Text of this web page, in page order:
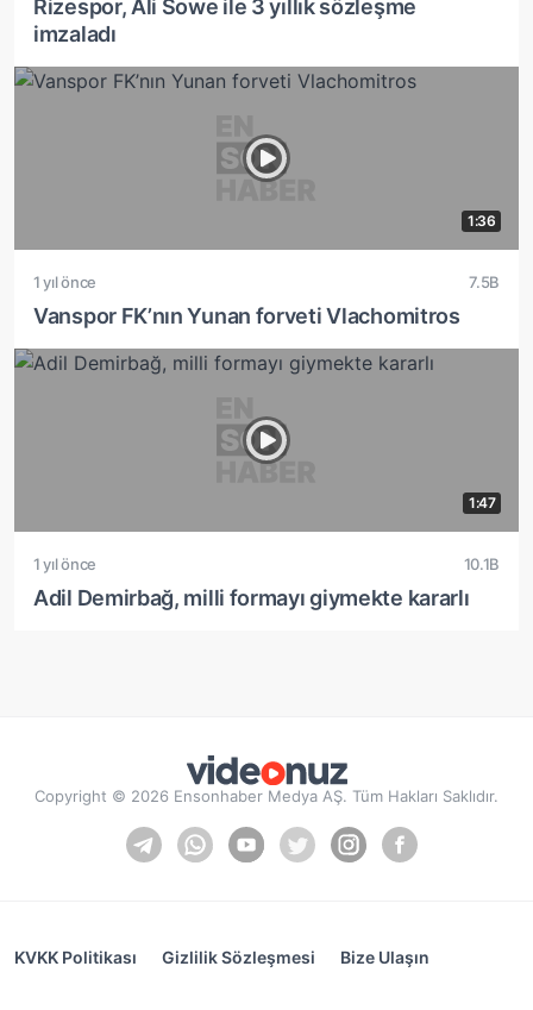
Rizespor, Ali Sowe ile 3 yıllık sözleşme
imzaladı
1:36
1 yıl önce 7.5B
Vanspor FK’nın Yunan forveti Vlachomitros
1:47
1 yıl önce 10.1B
Adil Demirbağ, milli formayı giymekte kararlı
Copyright © 2026 Ensonhaber Medya AŞ. Tüm Hakları Saklıdır.
KVKK Politikası Gizlilik Sözleşmesi Bize Ulaşın